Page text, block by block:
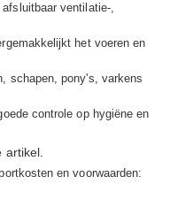
ventilatie-,
het voeren en
schapen, pony's, varkens
controle op hygiëne en
artikel.
en voorwaarden: